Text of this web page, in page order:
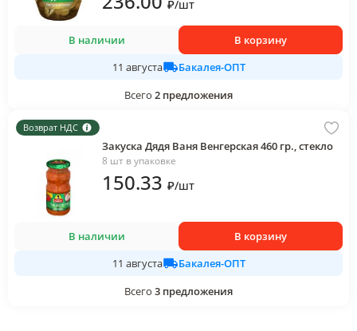
₽/шт
В наличии
В корзину
11 августа
Бакалея-ОПТ
Всего 2 предложения
Возврат НДС
Закуска Дядя Ваня Венгерская 460 гр., стекло
8 шт в упаковке
150.33 ₽/шт
В наличии
В корзину
11 августа
Бакалея-ОПТ
Всего 3 предложения